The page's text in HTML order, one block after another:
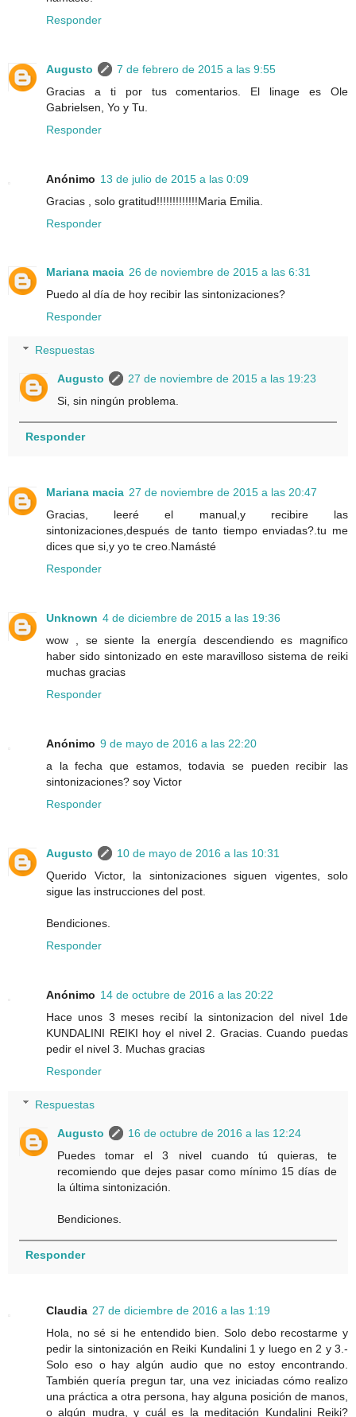
Responder
Augusto
7 de febrero de 2015 a las 9:55
Gracias a ti por tus comentarios. El linage es Ole
Gabrielsen, Yo y Tu.
Responder
Anónimo 13 de julio de 2015 a las 0:09
Gracias , solo gratitud!!!!!!!!!!!!!Maria Emilia.
Responder
Mariana macia 26 de noviembre de 2015 a las 6:31
Puedo al día de hoy recibir las sintonizaciones?
Responder
Respuestas
Augusto
27 de noviembre de 2015 a las 19:23
Si, sin ningún problema.
Responder
Mariana macia 27 de noviembre de 2015 a las 20:47
Gracias, leeré el manual,y recibire las
sintonizaciones,después de tanto tiempo enviadas?.tu me
dices que si,y yo te creo.Namásté
Responder
Unknown 4 de diciembre de 2015 a las 19:36
wow , se siente la energía descendiendo es magnifico
haber sido sintonizado en este maravilloso sistema de reiki
muchas gracias
Responder
Anónimo 9 de mayo de 2016 a las 22:20
a la fecha que estamos, todavia se pueden recibir las
sintonizaciones? soy Victor
Responder
Augusto
10 de mayo de 2016 a las 10:31
Querido Victor, la sintonizaciones siguen vigentes, solo
sigue las instrucciones del post.
Bendiciones.
Responder
Anónimo 14 de octubre de 2016 a las 20:22
Hace unos 3 meses recibí la sintonizacion del nivel 1de
KUNDALINI REIKI hoy el nivel 2. Gracias. Cuando puedas
pedir el nivel 3. Muchas gracias
Responder
Respuestas
Augusto
16 de octubre de 2016 a las 12:24
Puedes tomar el 3 nivel cuando tú quieras, te
recomiendo que dejes pasar como mínimo 15 días de
la última sintonización.
Bendiciones.
Responder
Claudia 27 de diciembre de 2016 a las 1:19
Hola, no sé si he entendido bien. Solo debo recostarme y
pedir la sintonización en Reiki Kundalini 1 y luego en 2 y 3.-
Solo eso o hay algún audio que no estoy encontrando.
También quería pregun tar, una vez iniciadas cómo realizo
una práctica a otra persona, hay alguna posición de manos,
o algún mudra, y cuál es la meditación Kundalini Reiki?